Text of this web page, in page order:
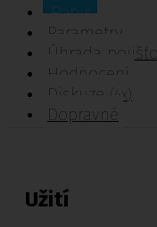
Popis
Parametry
Úhrada
Hodnocení
Diskuze
(4x)
Dopravné
Užití